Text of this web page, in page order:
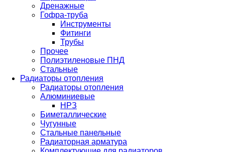
Дренажные
Гофра-труба
Инструменты
Фитинги
Трубы
Прочее
Полиэтиленовые ПНД
Стальные
Радиаторы отопления
Радиаторы отопления
Алюминиевые
НРЗ
Биметаллические
Чугунные
Стальные панельные
Радиаторная арматура